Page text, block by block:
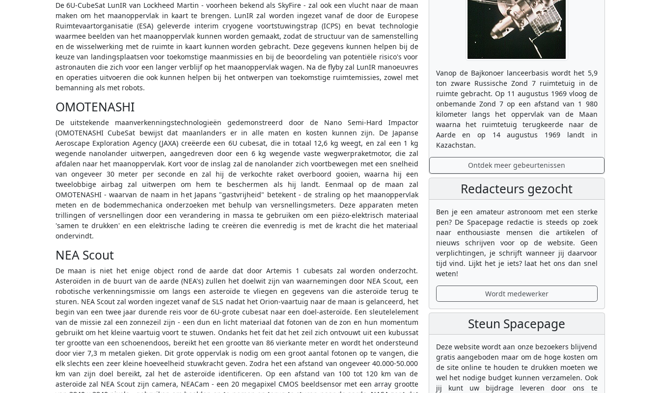
De 6U-CubeSat LunIR van Lockheed Martin - voorheen bekend als SkyFire - zal ook een vlucht naar de maan
maken om het maanoppervlak in kaart te brengen. LunIR zal worden ingezet vanaf de door de Europese
Ruimtevaartorganisatie (ESA) geleverde interim cryogene voortstuwingstrap (ICPS) en bevat technologie
waarmee beelden van het maanoppervlak kunnen worden gemaakt, zodat de structuur van de samenstelling
en de wisselwerking met de ruimte in kaart kunnen worden gebracht. Deze gegevens kunnen helpen bij de
keuze van landingsplaatsen voor toekomstige maanmissies en bij de beoordeling van potentiële risico's voor
astronauten die zich voor een langer verblijf op het maanoppervlak wagen. Na de flyby zal LunIR manoeuvres
en operaties uitvoeren die ook kunnen helpen bij het ontwerpen van toekomstige ruimtemissies, zowel met
bemanning als met robots.
OMOTENASHI
De uitstekende maanverkenningstechnologieën gedemonstreerd door de Nano Semi-Hard Impactor
(OMOTENASHI CubeSat bewijst dat maanlanders er in alle maten en kosten kunnen zijn. De Japanse
Aeroscape Exploration Agency (JAXA) creëerde een 6U cubesat, die in totaal 12,6 kg weegt, en zal een 1 kg
wegende nanolander uitwerpen, aangedreven door een 6 kg wegende vaste wegwerpraketmotor, die zal
afdalen naar het maanoppervlak. Kort voor de inslag zal de nanolander zich voortbewegen met een snelheid
van ongeveer 30 meter per seconde en zal hij de verkochte raket overboord gooien, waarna hij een
tweelobbige airbag zal uitwerpen om hem te beschermen als hij landt. Eenmaal op de maan zal
OMOTENASHI - waarvan de naam in het Japans "gastvrijheid" betekent - de straling op het maanoppervlak
meten en de bodemmechanica onderzoeken met behulp van versnellingsmeters. Deze apparaten meten
trillingen of versnellingen door een verandering in massa te gebruiken om een piëzo-elektrisch materiaal
'samen te drukken' en een elektrische lading te creëren die evenredig is met de kracht die het materiaal
ondervindt.
NEA Scout
De maan is niet het enige object rond de aarde dat door Artemis 1 cubesats zal worden onderzocht.
Asteroïden in de buurt van de aarde (NEA's) zullen het doelwit zijn van waarnemingen door NEA Scout, een
robotische verkenningsmissie om langs een asteroïde te vliegen en gegevens van die asteroïde terug te
sturen. NEA Scout zal worden ingezet vanaf de SLS nadat het Orion-vaartuig naar de maan is gelanceerd, het
begin van een twee jaar durende reis voor de 6U-grote cubesat naar een doel-asteroïde. Een sleutelelement
van de missie zal een zonnezeil zijn - een dun en licht materiaal dat fotonen van de zon en hun momentum
gebruikt om het kleine vaartuig voort te stuwen. Ondanks het feit dat het zeil zich ontvouwt uit een kubussat
ter grootte van een schoenendoos, bereikt het een grootte van 86 vierkante meter en wordt het ondersteund
door vier 7,3 m metalen gieken. Dit grote oppervlak is nodig om een groot aantal fotonen op te vangen, die
elk slechts een zeer kleine hoeveelheid stuwkracht geven. Zodra het een afstand van ongeveer 40.000-50.000
km van zijn doel bereikt, zal het de asteroïde identificeren. Op een afstand van 100 tot 120 km van de
asteroïde zal NEA Scout zijn camera, NEACam - een 20 megapixel CMOS beeldsensor met een array grootte
Vanop de Bajkonoer lanceerbasis wordt het 5,9
ton zware Russische Zond 7 ruimtetuig in de
ruimte gebracht. Op 11 augustus 1969 vloog de
onbemande Zond 7 op een afstand van 1 980
kilometer langs het oppervlak van de Maan
waarna het ruimtetuig terugkeerde naar de
Aarde en op 14 augustus 1969 landt in
Kazachstan.
Ontdek meer gebeurtenissen
Redacteurs gezocht
Ben je een amateur astronoom met een sterke
pen? De Spacepage redactie is steeds op zoek
naar enthousiaste mensen die artikelen of
nieuws schrijven voor op de website. Geen
verplichtingen, je schrijft wanneer jij daarvoor
tijd vind. Lijkt het je iets? laat het ons dan snel
weten!
Wordt medewerker
Steun Spacepage
Deze website wordt aan onze bezoekers blijvend
gratis aangeboden maar om de hoge kosten om
de site online te houden te drukken moeten we
wel het nodige budget kunnen verzamelen. Ook
jij kunt uw bijdrage leveren door ons te